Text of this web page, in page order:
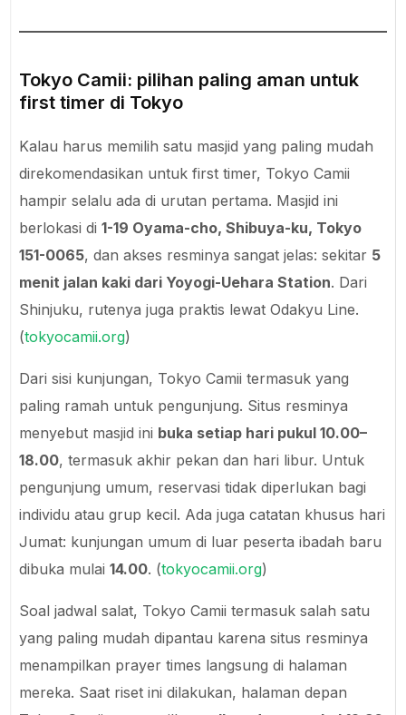
Tokyo Camii: pilihan paling aman untuk
first timer di Tokyo
Kalau harus memilih satu masjid yang paling mudah
direkomendasikan untuk first timer, Tokyo Camii
hampir selalu ada di urutan pertama. Masjid ini
berlokasi di1-19 Oyama-cho, Shibuya-ku, Tokyo
151-0065, dan akses resminya sangat jelas: sekitar 5
menit jalan kaki dari Yoyogi-Uehara Station. Dari
Shinjuku, rutenya juga praktis lewat Odakyu Line.
(tokyocamii.org)
Dari sisi kunjungan, Tokyo Camii termasuk yang
paling ramah untuk pengunjung. Situs resminya
menyebut masjid ini buka setiap hari pukul 10.00–
18.00, termasuk akhir pekan dan hari libur. Untuk
pengunjung umum, reservasi tidak diperlukan bagi
individu atau grup kecil. Ada juga catatan khusus hari
Jumat: kunjungan umum di luar peserta ibadah baru
dibuka mulai14.00. (tokyocamii.org)
Soal jadwal salat, Tokyo Camii termasuk salah satu
yang paling mudah dipantau karena situs resminya
menampilkan prayer times langsung di halaman
mereka. Saat riset ini dilakukan, halaman depan